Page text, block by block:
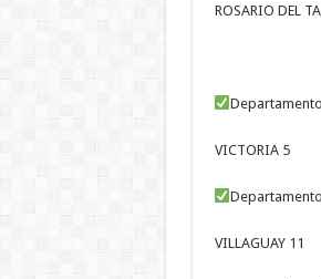
ROSARIO DEL
VICTORIA 5
VILLAGUAY 11